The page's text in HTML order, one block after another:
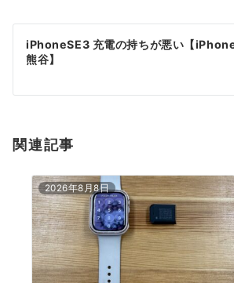
ン
iPhoneSE3 充電の持ちが悪い【
熊谷】
関連記事
2026年8月8日